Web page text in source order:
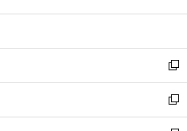
開
ウ
開
く
ン
ウ
で
開
く
ウ
ン
ド
ウ
で
開
新
し
い
ウ
新
し